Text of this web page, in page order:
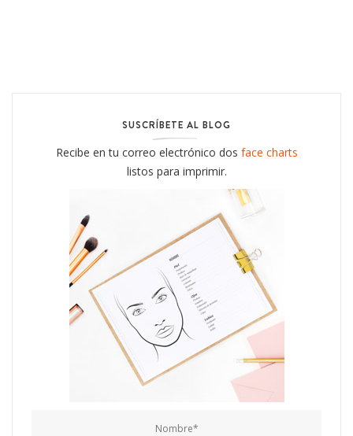
SUSCRÍBETE AL BLOG
Recibe en tu correo electrónico dos face charts
listos para imprimir.